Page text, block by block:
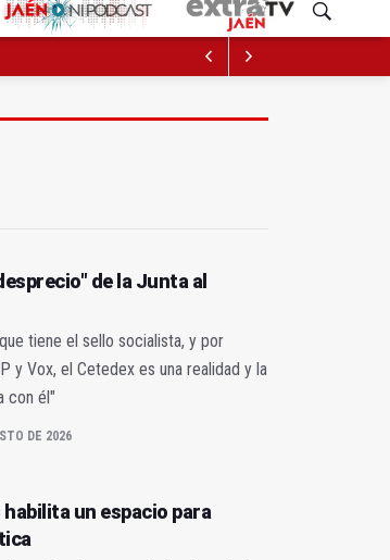
de la Junta al
tiene el sello socialista, y por
y Vox, el Cetedex es una realidad y la
con él"
DE 2026
un espacio para